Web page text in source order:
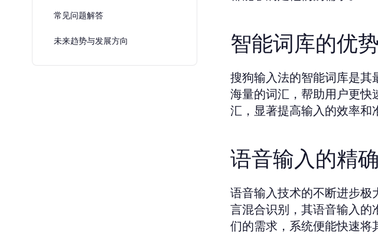
常见问题解答
未来趋势与发展方向 智能词库的优势
搜狗输入法的智能词库是
海量的词汇，帮助用户更
汇，显著提高输入的效率和
语音输入的精
语音输入技术的不断进步
言混合识别，其语音输入
们的需求，系统便能快速将